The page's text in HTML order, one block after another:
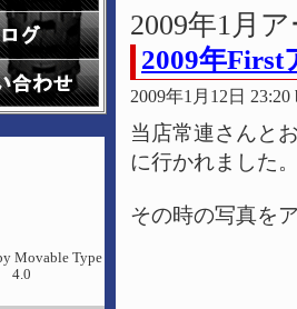
2009年1月
2009年
2009年1月12日 23:20
当店常連さんと
に行かれました
その時の写真を